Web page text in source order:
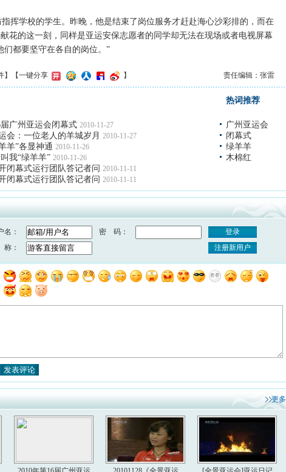
挥学校的学生。昨晚，他是结束了岗位服务才赶赴海心沙彩排的，而在
花的这一刻，同样是亚运安保志愿者的同学却无法在现场或者电视屏幕
们都要坚守在各自的岗位。”
责任编辑：张雷
】 【一键分享 】
广州亚运会闭幕式 2010-11-27
会：一位老人的羊城岁月 2010-11-27
羊”各显神通 2010-11-26
我“绿羊羊” 2010-11-26
闭幕式运行团队答记者问 2010-11-11
闭幕式运行团队答记者问 2010-11-11
热词推荐
广州亚运会
闭幕式
绿羊羊
木棉红
名： 密 码：
登录
： 注册新用户
更多